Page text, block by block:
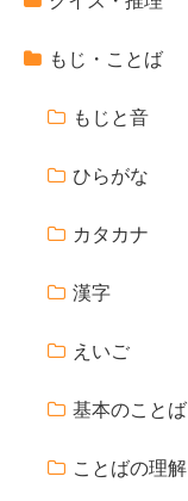
もじ・ことば
もじと音
ひらがな
カタカナ
漢字
えいご
基本のことば
ことばの理解